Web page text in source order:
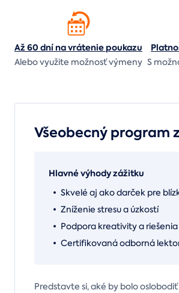
Až 60 dní na vráteniepoukazu
Alebo využite možnosť výmeny S
Všeobecný program
Hlavné výhody zážitku
Skvelé aj ako darček pre
Zníženie stresu a úzkostí
Podpora kreativity a
Certifikovaná odborná
Predstavte si, aké by bolo